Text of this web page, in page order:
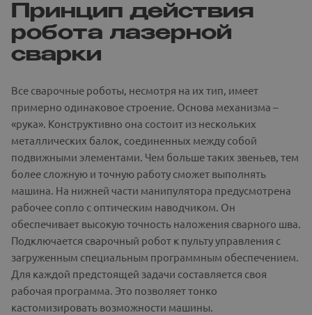
Принцип действия
робота лазерной
сварки
Все сварочные роботы, несмотря на их тип, имеет
примерно одинаковое строение. Основа механизма –
«рука». Конструктивно она состоит из нескольких
металлических балок, соединенных между собой
подвижными элементами. Чем больше таких звеньев, тем
более сложную и точную работу сможет выполнять
машина. На нижней части манипулятора предусмотрена
рабочее сопло с оптическим наводчиком. Он
обеспечивает высокую точность наложения сварного шва.
Подключается сварочный робот к пульту управления с
загруженным специальным программным обеспечением.
Для каждой предстоящей задачи составляется своя
рабочая программа. Это позволяет тонко
кастомизировать возможности машины.